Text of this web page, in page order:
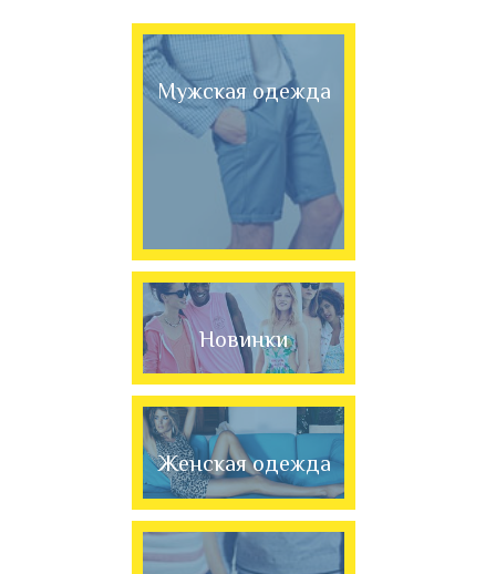
Мужская одежда
Новинки
Женская одежда